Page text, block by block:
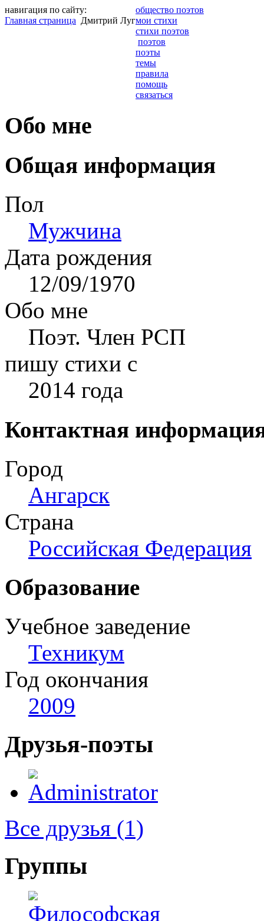
навигация по сайту:
Главная страница Дмитрий Луг
общество поэтов
мои стихи
стихи поэтов
поэтов
поэты
темы
правила
помощь
связаться
Обо мне
Общая информация
Пол
Мужчина
Дата рождения
12/09/1970
Обо мне
Поэт. Член РСП
пишу стихи с
2014 года
Контактная
Город
Ангарск
Страна
Российская Федерация
Образование
Учебное заведение
Техникум
Год окончания
2009
Друзья-поэты
Все друзья (1)
Группы